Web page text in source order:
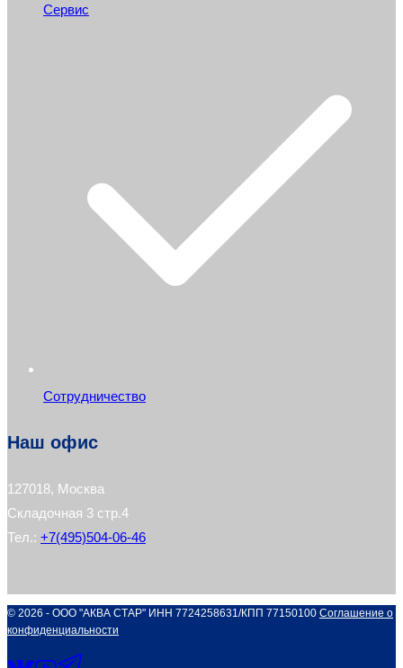
Сервис
Сотрудничество
Наш офис
127018, Москва
Складочная 3 стр.4
Тел.: +7(495)504-06-46
© 2026 - ООО "АКВА СТАР" ИНН 7724258631/КПП 77150100 Соглашение о
конфиденциальности